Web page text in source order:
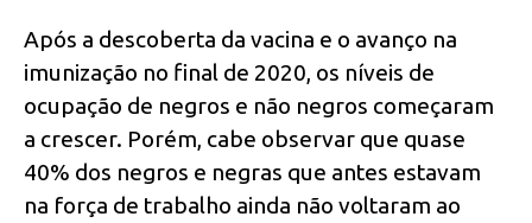
Após a descoberta da vacina e o avanço na
imunização no final de 2020, os níveis de
ocupação de negros e não negros começaram
a crescer. Porém, cabe observar que quase
40% dos negros e negras que antes estavam
na força de trabalho ainda não voltaram ao